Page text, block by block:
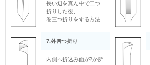
長い辺を真ん中で二つ
折りした後、
巻三つ折りをする方法
7.外四つ折り
内側へ折込み面が2か所